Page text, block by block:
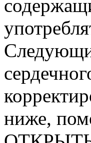
ниже,